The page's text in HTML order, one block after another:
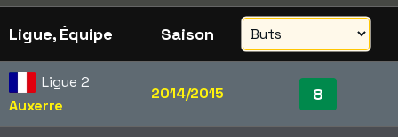
Ligue, Équipe Saison
Ligue 2
Auxerre
2014/2015 8